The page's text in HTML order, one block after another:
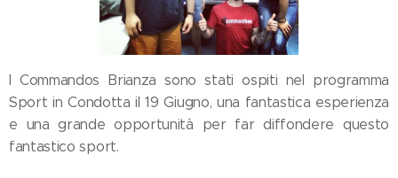
I Commandos Brianza sono stati ospiti nel programma
Sport in Condotta il 19 Giugno, una fantastica esperienza
e una grande opportunità per far diffondere questo
fantastico sport.